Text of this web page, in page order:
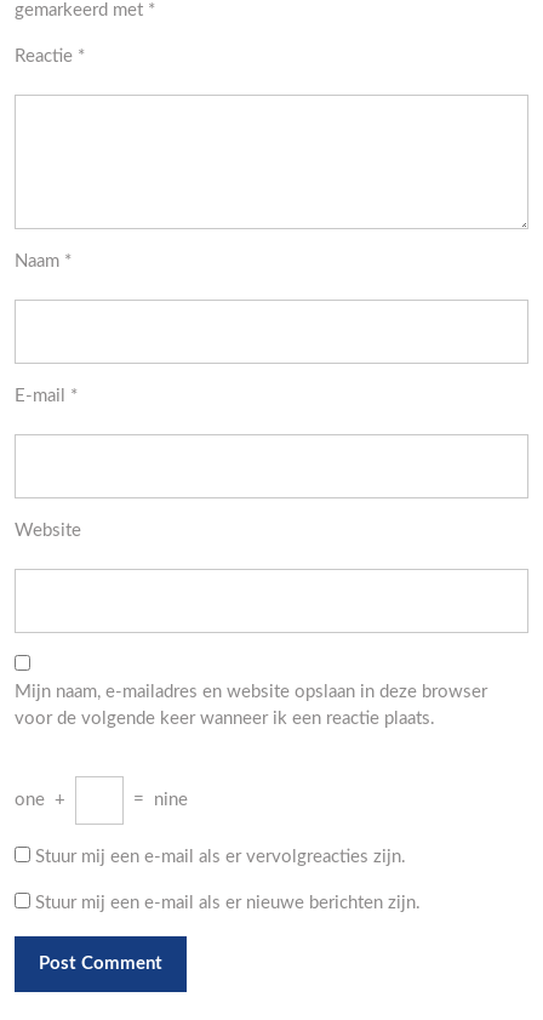
gemarkeerd met *
Reactie *
Naam *
E-mail *
Website
Mijn naam, e-mailadres en website opslaan in deze browser
voor de volgende keer wanneer ik een reactie plaats.
one + = nine
Stuur mij een e-mail als er vervolgreacties zijn.
Stuur mij een e-mail als er nieuwe berichten zijn.